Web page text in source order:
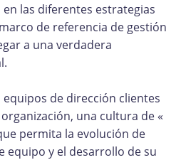
las diferentes estrategias
de referencia de gestión
a una verdadera
de dirección clientes
una cultura de «
permita la evolución de
equipo y el desarrollo de su